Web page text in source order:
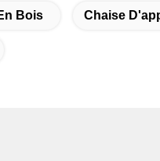
Bois Chaise